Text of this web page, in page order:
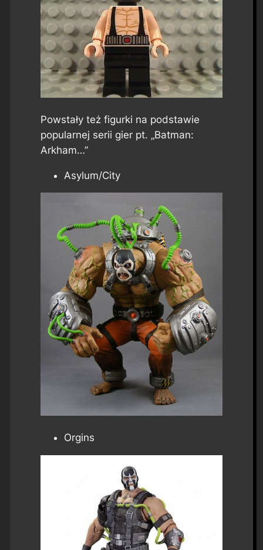
Powstały też figurki na podstawie
popularnej serii gier pt. „Batman:
Arkham…”
Asylum/City
Orgins